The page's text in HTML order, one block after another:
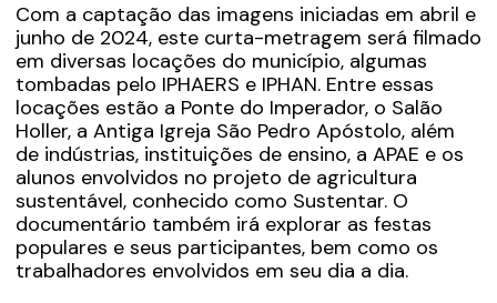
Com a captação das imagens iniciadas em abril e
junho de 2024, este curta-metragem será filmado
em diversas locações do município, algumas
tombadas pelo IPHAERS e IPHAN. Entre essas
locações estão a Ponte do Imperador, o Salão
Holler, a Antiga Igreja São Pedro Apóstolo, além
de indústrias, instituições de ensino, a APAE e os
alunos envolvidos no projeto de agricultura
sustentável, conhecido como Sustentar. O
documentário também irá explorar as festas
populares e seus participantes, bem como os
trabalhadores envolvidos em seu dia a dia.